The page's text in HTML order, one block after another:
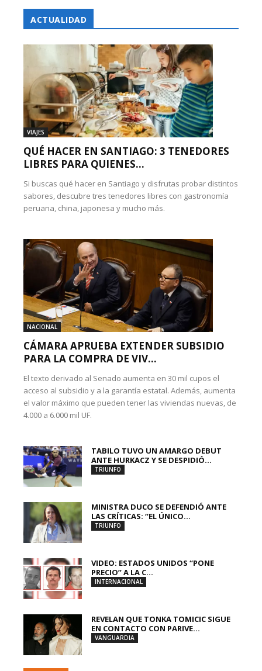
ACTUALIDAD
VIAJES
QUÉ HACER EN SANTIAGO: 3 TENEDORES
LIBRES PARA QUIENES...
Si buscas qué hacer en Santiago y disfrutas probar distintos
sabores, descubre tres tenedores libres con gastronomía
peruana, china, japonesa y mucho más.
NACIONAL
CÁMARA APRUEBA EXTENDER SUBSIDIO
PARA LA COMPRA DE VIV...
El texto derivado al Senado aumenta en 30 mil cupos el
acceso al subsidio y a la garantía estatal. Además, aumenta
el valor máximo que pueden tener las viviendas nuevas, de
4.000 a 6.000 mil UF.
TABILO TUVO UN AMARGO DEBUT
ANTE HURKACZ Y SE DESPIDIÓ...
TRIUNFO
MINISTRA DUCO SE DEFENDIÓ ANTE
LAS CRÍTICAS: “EL ÚNICO...
TRIUNFO
VIDEO: ESTADOS UNIDOS “PONE
PRECIO” A LA C...
INTERNACIONAL
REVELAN QUE TONKA TOMICIC SIGUE
EN CONTACTO CON PARIVE...
VANGUARDIA